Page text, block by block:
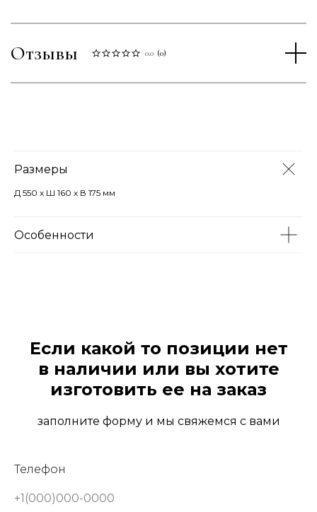
Отзывы 0.0 (0)
Размеры
Д 550 х Ш 160 х В 175 мм
Особенности
Если какой то позиции нет
в наличии или вы хотите
изготовить ее на заказ
заполните форму и мы свяжемся с вами
Телефон
+1(000)000-0000